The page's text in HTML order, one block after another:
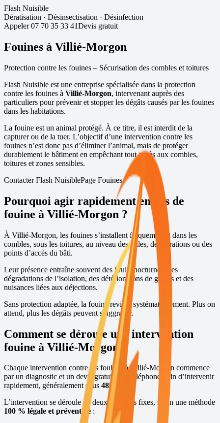
Flash Nuisible
Dératisation · Désinsectisation · Désinfection
Appeler 07 70 35 33 41Devis gratuit
Fouines à Villié-Morgon
Protection contre les fouines – Sécurisation des combles et toitures
Flash Nuisible est une entreprise spécialisée dans la protection
contre les fouines à Villié-Morgon, intervenant auprès des
particuliers pour prévenir et stopper les dégâts causés par les fouines
dans les habitations.
La fouine est un animal protégé. À ce titre, il est interdit de la
capturer ou de la tuer. L’objectif d’une intervention contre les
fouines n’est donc pas d’éliminer l’animal, mais de protéger
durablement le bâtiment en empêchant tout accès aux combles,
toitures et zones sensibles.
Contacter Flash NuisiblePage Fouines
Pourquoi agir rapidement en cas de
fouine à Villié-Morgon ?
À Villié-Morgon, les fouines s’installent fréquemment dans les
combles, sous les toitures, au niveau des tuiles, des aérations ou des
points d’accès du bâti.
Leur présence entraîne souvent des bruits nocturnes, des
dégradations de l’isolation, des détériorations de gaines et des
nuisances liées aux déjections.
Sans protection adaptée, la fouine revient systématiquement. Plus on
attend, plus les dégâts peuvent s’aggraver.
Comment se déroule une intervention
fouine à Villié-Morgon?
Chaque intervention contre les fouines àVillié-Morgon commence
par un diagnostic et un devis gratuits par téléphone, afin d’intervenir
rapidement, généralement sous 48h
L’intervention se déroule en deux passages fixes, selon une méthode
100 % légale et préventive :